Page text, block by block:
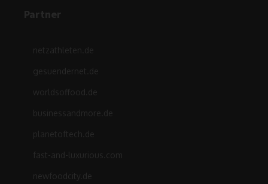
Partner
netzathleten.de
gesuendernet.de
worldsoffood.de
businessandmore.de
planetoftech.de
fast-and-luxurious.com
newfoodcity.de